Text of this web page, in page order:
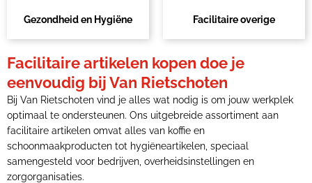
Gezondheid en Hygiëne Facilitaire overige
Facilitaire artikelen kopen doe je
eenvoudig bij Van Rietschoten
Bij Van Rietschoten vind je alles wat nodig is om jouw werkplek
optimaal te ondersteunen. Ons uitgebreide assortiment aan
facilitaire artikelen omvat alles van koffie en
schoonmaakproducten tot hygiëneartikelen, speciaal
samengesteld voor bedrijven, overheidsinstellingen en
zorgorganisaties.